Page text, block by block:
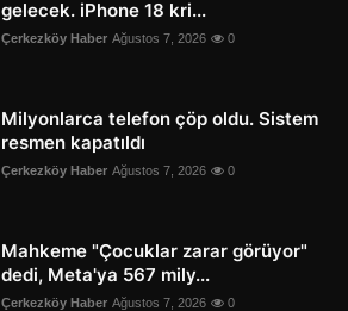
gelecek. iPhone 18 kri...
Çerkezköy Haber Ağustos 7, 2026 0
Milyonlarca telefon çöp oldu. Sistem
resmen kapatıldı
Çerkezköy Haber Ağustos 7, 2026 0
Mahkeme "Çocuklar zarar görüyor"
dedi, Meta'ya 567 mily...
Çerkezköy Haber Ağustos 7, 2026 0